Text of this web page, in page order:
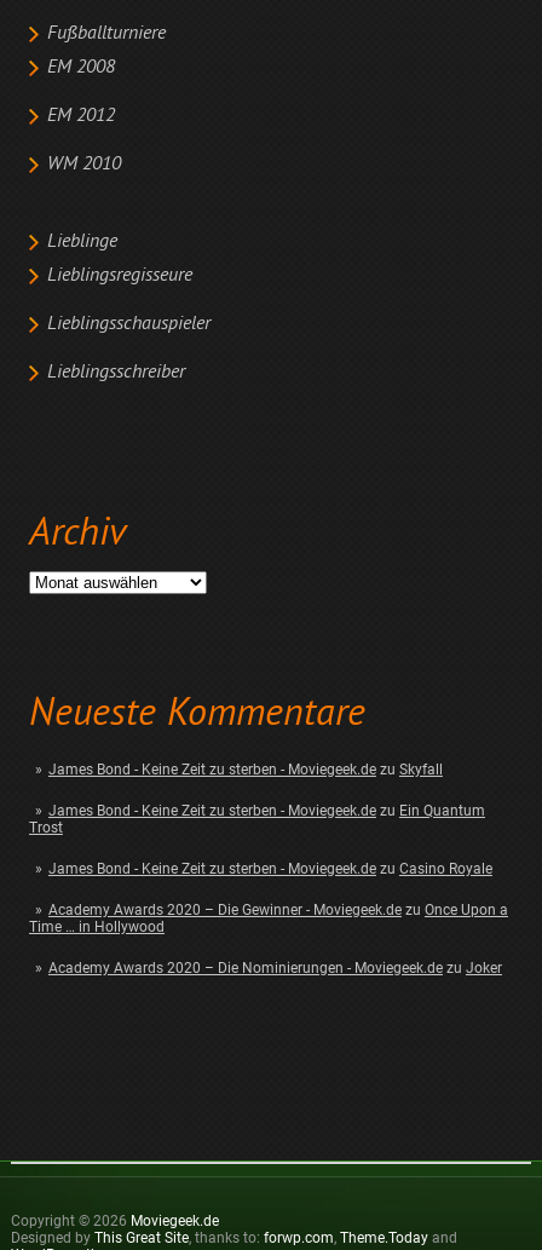
Fußballturniere
EM 2008
EM 2012
WM 2010
Lieblinge
Lieblingsregisseure
Lieblingsschauspieler
Lieblingsschreiber
Archiv
Archiv
Neueste Kommentare
James Bond - Keine Zeit zu sterben - Moviegeek.dezu Skyfall
James Bond - Keine Zeit zu sterben - Moviegeek.dezu Ein Quantum
Trost
James Bond - Keine Zeit zu sterben - Moviegeek.dezu Casino Royale
Academy Awards 2020 – Die Gewinner - Moviegeek.dezu Once Upon a
Time … in Hollywood
Academy Awards 2020 – Die Nominierungen - Moviegeek.dezu Joker
Copyright © 2026 Moviegeek.de
Designed by This Great Site, thanks to: forwp.com, Theme.Todayand